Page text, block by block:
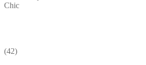
Chic
(42)